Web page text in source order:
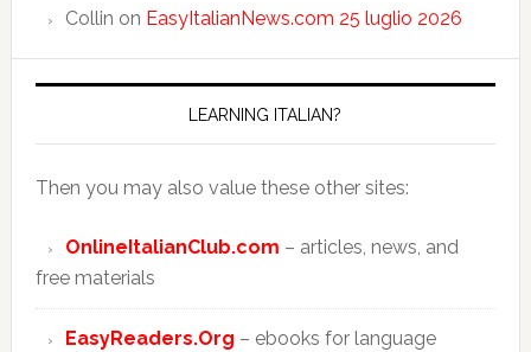
Collin on EasyItalianNews.com 25 luglio 2026
LEARNING ITALIAN?
Then you may also value these other sites:
OnlineItalianClub.com – articles, news, and
free materials
EasyReaders.Org – ebooks for language